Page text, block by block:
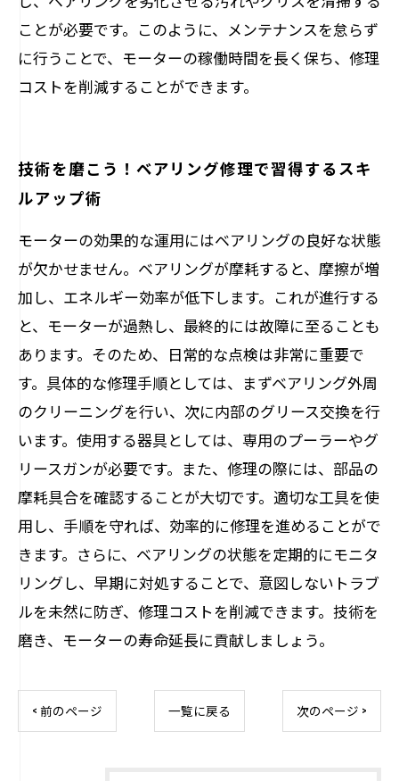
ことが必要です。このように、メンテナンスを怠らず
に行うことで、モーターの稼働時間を長く保ち、修理
コストを削減することができます。
技術を磨こう！ベアリング修理で習得するスキ
ルアップ術
モーターの効果的な運用にはベアリングの良好な状態
が欠かせません。ベアリングが摩耗すると、摩擦が増
加し、エネルギー効率が低下します。これが進行する
と、モーターが過熱し、最終的には故障に至ることも
あります。そのため、日常的な点検は非常に重要で
す。具体的な修理手順としては、まずベアリング外周
のクリーニングを行い、次に内部のグリース交換を行
います。使用する器具としては、専用のプーラーやグ
リースガンが必要です。また、修理の際には、部品の
摩耗具合を確認することが大切です。適切な工具を使
用し、手順を守れば、効率的に修理を進めることがで
きます。さらに、ベアリングの状態を定期的にモニタ
リングし、早期に対処することで、意図しないトラブ
ルを未然に防ぎ、修理コストを削減できます。技術を
磨き、モーターの寿命延長に貢献しましょう。
< 前のページ 一覧に戻る 次のページ >